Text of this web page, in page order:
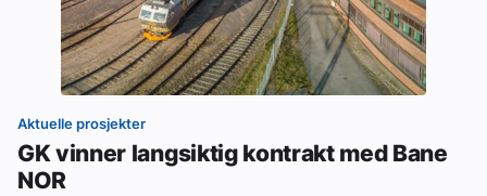
Aktuelle prosjekter
GK vinner langsiktig kontrakt med Bane
NOR